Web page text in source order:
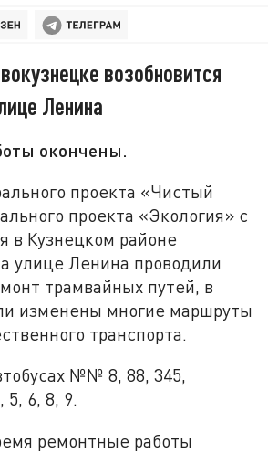
возобновится
Ленина
окончены.
проекта «Чистый
проекта «Экология» с
в Кузнецком районе
улице Ленина проводили
трамвайных путей, в
изменены многие маршруты
транспорта.
№№ 8, 88, 345,
6, 8, 9.
ремонтные работы